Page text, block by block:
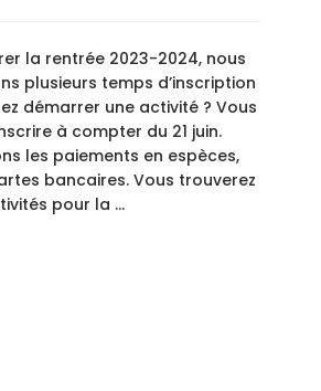
la rentrée 2023-2024, nous
plusieurs temps d’inscription
démarrer une activité ? Vous
à compter du 21 juin.
les paiements en espèces,
bancaires. Vous trouverez
pour la …